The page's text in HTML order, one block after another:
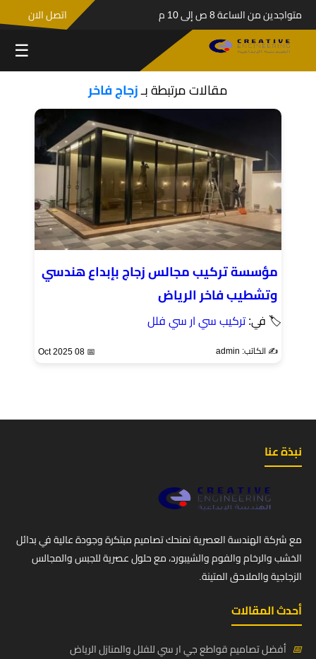
متواجدين من الساعة 8 ص إلى 10 م اتصل الان
☰
مقالات مرتبطة بـزجاج فاخر
مؤسسة تركيب مجالس زجاج بإبداع هندسي
وتشطيب فاخر الرياض
🏷 في:تركيب سي ار سي فلل
✍️ الكاتب: admin 📅 08 Oct 2025
نبذة عنا
مع شركة الهندسة العصرية نمنحك تصاميم مبتكرة وجودة عالية في بدائل
الخشب والرخام والفوم والشيبورد، مع حلول عصرية للجبس والمجالس
الزجاجية والملاحق المتينة.
أحدث المقالات
📅 أفضل تصاميم قواطع جي ار سي للفلل والمنازل الرياض